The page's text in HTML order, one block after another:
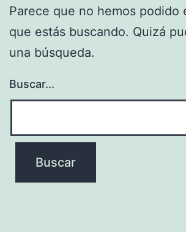
Parece que no hemos podido
que estás buscando. Quizá
una búsqueda.
Buscar...